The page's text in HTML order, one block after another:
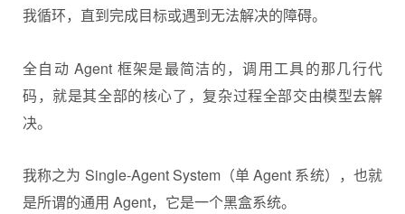
我循环，直到完成目标或遇到无法解决的障碍。
全自动 Agent 框架是最简洁的，调用工具的那几行代
码，就是其全部的核心了，复杂过程全部交由模型去解
决。
我称之为 Single-Agent System（单 Agent 系统），也就
是所谓的通用 Agent，它是一个黑盒系统。